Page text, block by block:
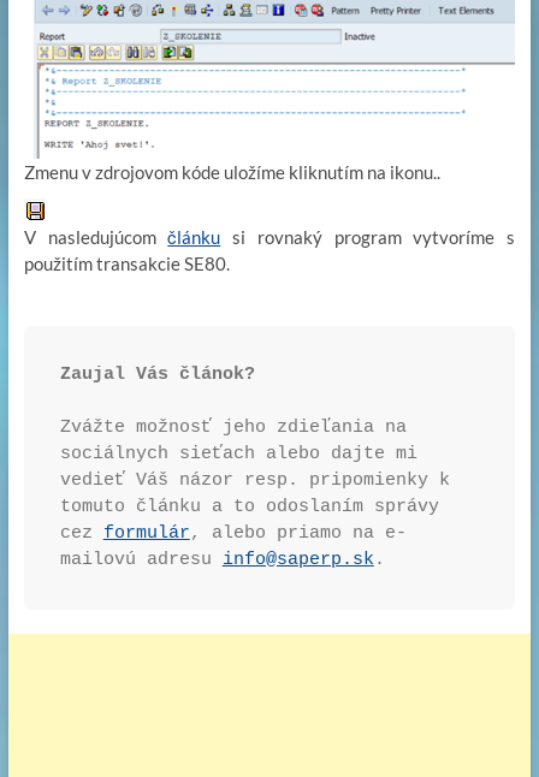
Zmenu v zdrojovom kóde uložíme kliknutím na ikonu..
V nasledujúcomčlánku si rovnaký program vytvoríme s
použitím transakcie SE80.
Zaujal Vás článok?
Zvážte možnosť jeho zdieľania na
sociálnych sieťach alebo dajte mi
vedieť Váš názor resp. pripomienky k
tomuto článku a to odoslaním správy
cez formulár, alebo priamo na e-
mailovú adresu info@saperp.sk .